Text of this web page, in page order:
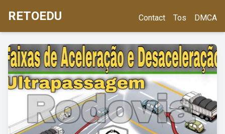
RETOEDU Contact Tos DMCA